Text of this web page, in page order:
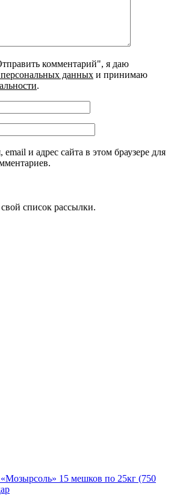
комментарий", я даю
персональных данных и принимаю
.
и адрес сайта в этом браузере для
список рассылки.
15 мешков по 25кг (750